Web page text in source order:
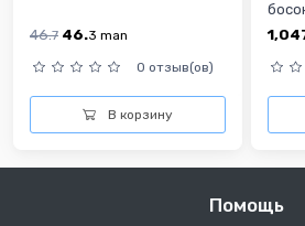
46.7 46.3 man
0 отзыв(ов)
В корзину
Помощь